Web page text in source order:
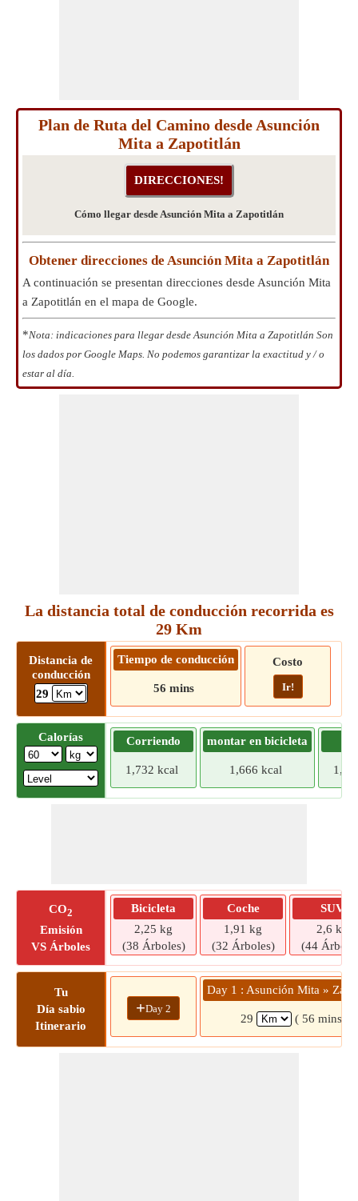
Plan de Ruta del Camino desde Asunción
Mita a Zapotitlán
Cómo llegar desde Asunción Mita a Zapotitlán
Obtener direcciones de Asunción Mita a Zapotitlán
A continuación se presentan direcciones desde Asunción Mita
a Zapotitlán en el mapa de Google.
*Nota: indicaciones para llegar desde Asunción Mita a Zapotitlán Son
los dados por Google Maps. No podemos garantizar la exactitud y / o
estar al día.
La distancia total de conducción recorrida es
29 Km
Distancia de
conducción
29
Tiempo de conducción
56 mins
Costo
Ir!
Calorías Corriendo
1,732 kcal
montar en bicicleta
1,666 kcal
CO2
Emisión
VS Árboles
Bicicleta
2,25 kg
(38 Árboles)
Coche
1,91 kg
(32 Árboles)
SUV
2,6 kg
(44
Tu
Día sabio
Itinerario
+Day 2
Day 1 : Asunción Mita »
29 ( 56 mins)